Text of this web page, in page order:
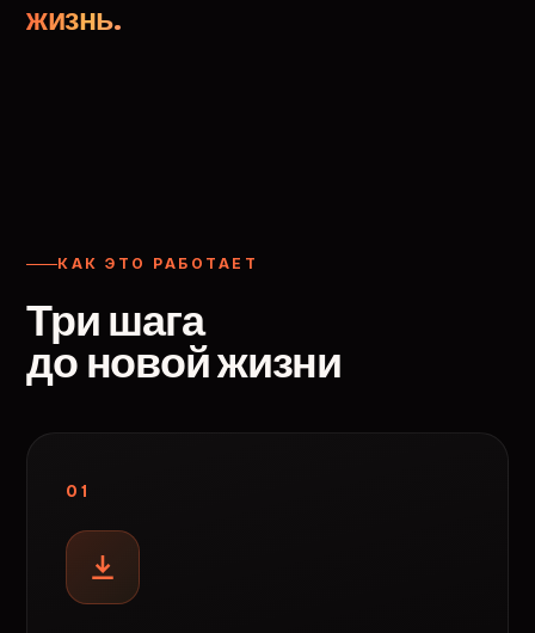
жизнь.
КАК ЭТО РАБОТАЕТ
Три шага
до новой жизни
01